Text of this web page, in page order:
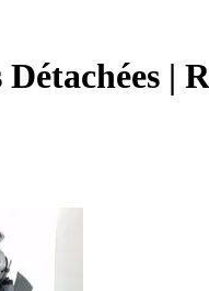
Détachées |